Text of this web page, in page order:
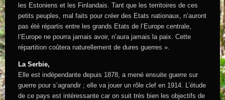
les Estoniens et les Finlandais. Tant que les territoires de ces
petits peuples, mal faits pour créer des Etats nationaux, n’auront
pas été répartis entre les grands Etats de l’Europe centrale,
l’Europe ne pourra jamais avoir, n’aura jamais la paix. Cette
répartition coûtera naturellement de dures guerres ».
La Serbie,
Elle est indépendante depuis 1878, a mené ensuite guerre sur
guerre pour s’agrandir ; elle va jouer un rôle clef en 1914. L’étude
de ce pays est intéressante car on suit très bien les objectifs de